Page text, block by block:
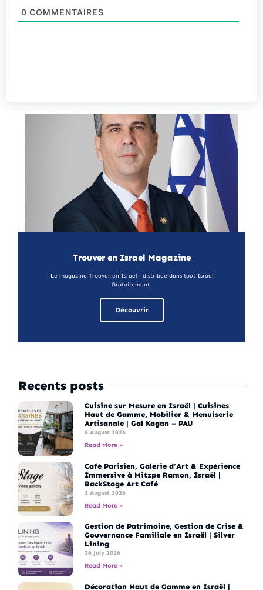
0 COMMENTAIRES
Trouver en Israel Magazine
Le magazine Trouver en Israel - distribué dans tout Israël
Gratuitement.
Découvrir
Recents posts
Cuisine sur Mesure en Israël | Cuisines
Haut de Gamme, Mobilier & Menuiserie
Artisanale | Gal Kagan – PAU
6 August 2026
Read More »
Café Parisien, Galerie d’Art & Expérience
Immersive à Mitzpe Ramon, Israël |
BackStage Art Café
2 August 2026
Read More »
Gestion de Patrimoine, Gestion de Crise &
Gouvernance Familiale en Israël | Silver
Lining
26 July 2026
Read More »
Décoration Haut de Gamme en Israël |